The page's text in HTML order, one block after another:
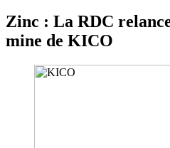
Zinc : La RDC
mine de KICO